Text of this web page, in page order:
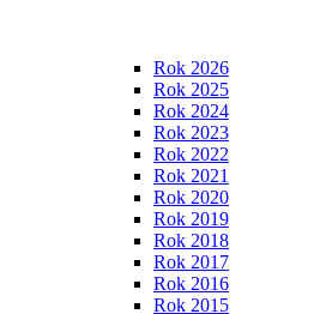
Rok 2026
Rok 2025
Rok 2024
Rok 2023
Rok 2022
Rok 2021
Rok 2020
Rok 2019
Rok 2018
Rok 2017
Rok 2016
Rok 2015